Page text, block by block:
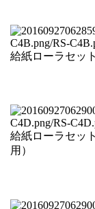
給紙ローラセット
給紙ローラセッ
用）